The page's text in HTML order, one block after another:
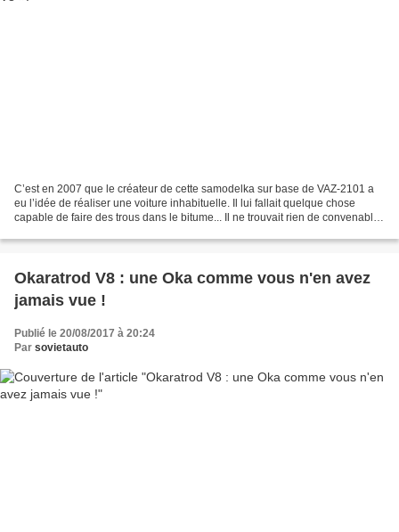
C’est en 2007 que le créateur de cette samodelka sur base de VAZ-2101 a
eu l’idée de réaliser une voiture inhabituelle. Il lui fallait quelque chose
capable de faire des trous dans le bitume... Il ne trouvait rien de convenable
Okaratrod V8 : une Oka comme vous n'en avez
jamais vue !
Publié le 20/08/2017 à 20:24
Par sovietauto